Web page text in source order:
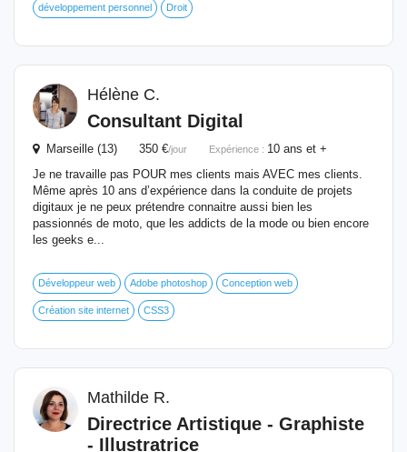
développement personnel Droit
Hélène C.
Consultant Digital
Marseille (13) 350 €/jour Expérience : 10 ans et +
Je ne travaille pas POUR mes clients mais AVEC mes clients.
Même après 10 ans d’expérience dans la conduite de projets
digitaux je ne peux prétendre connaitre aussi bien les
passionnés de moto, que les addicts de la mode ou bien encore
les geeks e...
Développeur web Adobe photoshop Conception web
Création site internet CSS3
Mathilde R.
Directrice Artistique - Graphiste
- Illustratrice